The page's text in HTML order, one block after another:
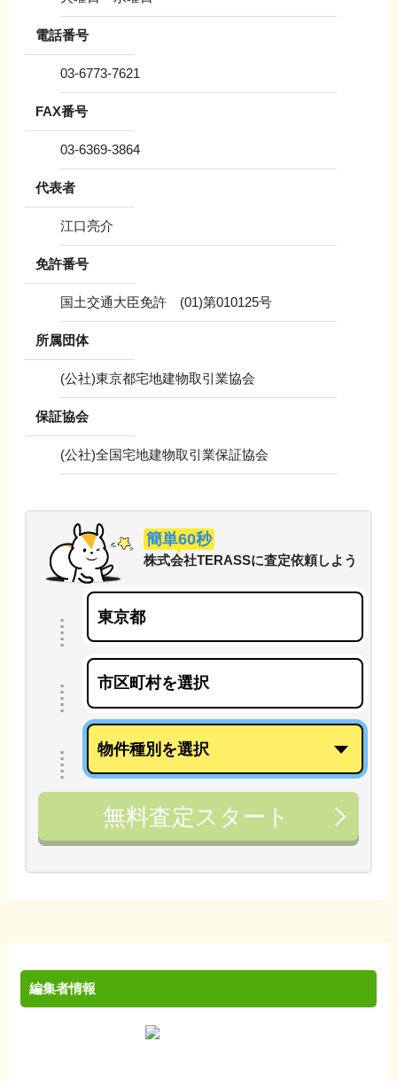
電話番号
03-6773-7621
FAX番号
03-6369-3864
代表者
江口亮介
免許番号
国土交通大臣免許 (01)第010125号
所属団体
(公社)東京都宅地建物取引業協会
保証協会
(公社)全国宅地建物取引業保証協会
簡単60秒
株式会社TERASSに査定依頼しよう
無料査定スタート
編集者情報